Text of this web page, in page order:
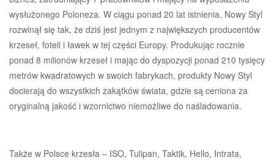
wysłużonego Poloneza. W ciągu ponad 20 lat istnienia, Nowy Styl
rozwinął się tak, że dziś jest jednym z największych producentów
krzeseł, foteli i ławek w tej części Europy. Produkując rocznie
ponad 8 milionów krzeseł i mając do dyspozycji ponad 210 tysięcy
metrów kwadratowych w swoich fabrykach, produkty Nowy Styl
docierają do wszystkich zakątków świata, gdzie są ceniona za
oryginalną jakość i wzornictwo niemożliwe do naśladowania.
Także w Polsce krzesła – ISO, Tulipan, Taktik, Hello, Intrata,